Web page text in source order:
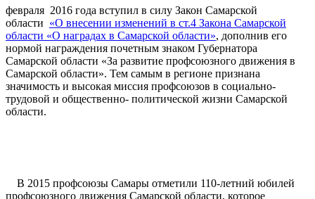
февраля 2016 года вступил в силу Закон Самарской
области «О внесении изменений в ст.4 Закона Самарской
области «О наградах в Самарской области», дополнив его
нормой награждения почетным знаком Губернатора
Самарской области «За развитие профсоюзного движения в
Самарской области». Тем самым в регионе признана
значимость и высокая миссия профсоюзов в социально-
трудовой и общественно- политической жизни Самарской
области.
В 2015 профсоюзы Самары отметили 110-летний юбилей
профсоюзного движения Самарской области, которое